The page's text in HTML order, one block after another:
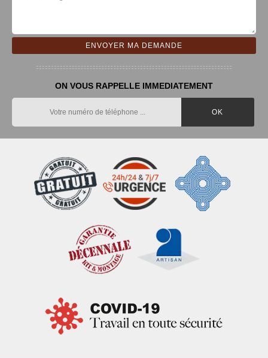
ON VOUS RAPPELLE IMMEDIATEMENT